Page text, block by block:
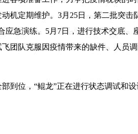
机定期维护。3月25日，第二批突
应急演练。5月7日，进行技术交底
团队克服因疫情带来的缺件、人员
到位，“鲲龙”正在进行状态调试和